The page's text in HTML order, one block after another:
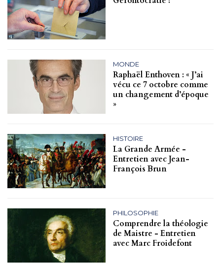
MONDE
Raphaël Enthoven : « J’ai
vécu ce 7 octobre comme
un changement d’époque
»
HISTOIRE
La Grande Armée -
Entretien avec Jean-
François Brun
PHILOSOPHIE
Comprendre la théologie
de Maistre - Entretien
avec Marc Froidefont